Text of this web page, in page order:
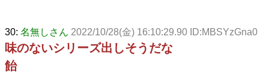
30: 名無しさん 2022/10/28(金) 16:10:29.90 ID:MBSYzGna0
味のないシリーズ出しそうだな
飴